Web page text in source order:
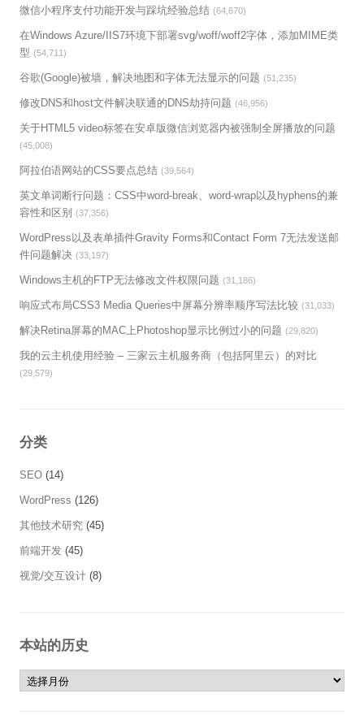
微信小程序支付功能开发与踩坑经验总结 (64,670)
在Windows Azure/IIS7环境下部署svg/woff/woff2字体，添加MIME类
型 (54,711)
谷歌(Google)被墙，解决地图和字体无法显示的问题 (51,235)
修改DNS和host文件解决联通的DNS劫持问题 (46,956)
关于HTML5 video标签在安卓版微信浏览器内被强制全屏播放的问题
(45,008)
阿拉伯语网站的CSS要点总结 (39,564)
英文单词断行问题：CSS中word-break、word-wrap以及hyphens的兼
容性和区别 (37,356)
WordPress以及表单插件Gravity Forms和Contact Form 7无法发送邮
件问题解决 (33,197)
Windows主机的FTP无法修改文件权限问题 (31,186)
响应式布局CSS3 Media Queries中屏幕分辨率顺序写法比较 (31,033)
解决Retina屏幕的MAC上Photoshop显示比例过小的问题 (29,820)
我的云主机使用经验 – 三家云主机服务商（包括阿里云）的对比
(29,579)
分类
SEO (14)
WordPress (126)
其他技术研究 (45)
前端开发 (45)
视觉/交互设计 (8)
本站的历史
本站的历史